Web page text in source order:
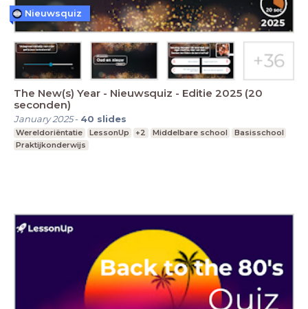
The New(s) Year - Nieuwsquiz - Editie 2025 (20
seconden)
January 2025- 40 slides
Wereldoriëntatie LessonUp +2 Middelbare school
Basisschool
Praktijkonderwijs
Nieuwsquiz